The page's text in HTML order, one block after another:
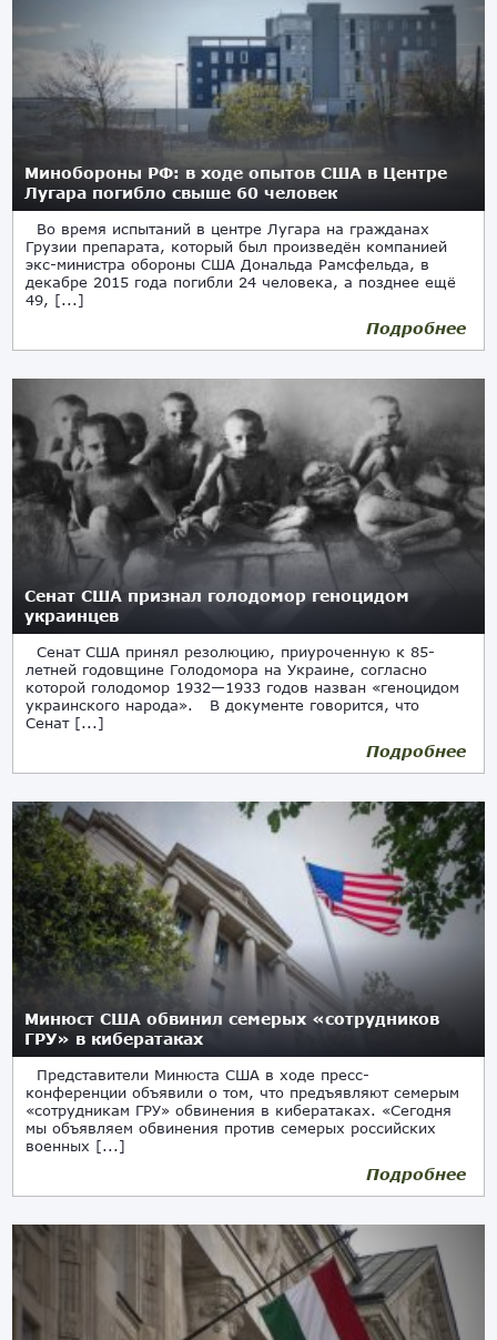
Минобороны РФ: в ходе опытов США в Центре
Лугара погибло свыше 60 человек
Во время испытаний в центре Лугара на гражданах
Грузии препарата, который был произведён компанией
экс-министра обороны США Дональда Рамсфельда, в
декабре 2015 года погибли 24 человека, а позднее ещё
49, [...]
Подробнее
Сенат США признал голодомор геноцидом
украинцев
Сенат США принял резолюцию, приуроченную к 85-
летней годовщине Голодомора на Украине, согласно
которой голодомор 1932—1933 годов назван «геноцидом
украинского народа». В документе говорится, что
Сенат [...]
Подробнее
Минюст США обвинил семерых «сотрудников
ГРУ» в кибератаках
Представители Минюста США в ходе пресс-
конференции объявили о том, что предъявляют семерым
«сотрудникам ГРУ» обвинения в кибератаках. «Сегодня
мы объявляем обвинения против семерых российских
военных [...]
Подробнее